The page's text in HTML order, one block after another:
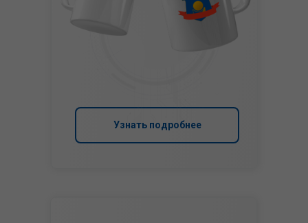
Узнать подробнее